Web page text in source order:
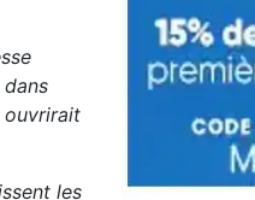
ouvrirait
les